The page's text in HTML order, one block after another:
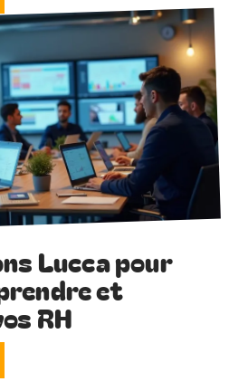
Lucca pour
et
RH